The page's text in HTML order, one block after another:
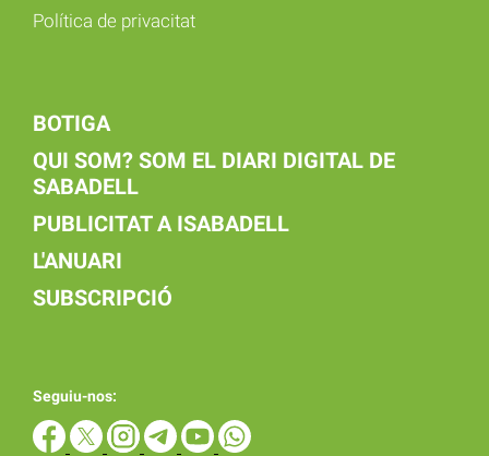
Política de privacitat
BOTIGA
QUI SOM? SOM EL DIARI DIGITAL DE
SABADELL
PUBLICITAT A ISABADELL
L'ANUARI
SUBSCRIPCIÓ
Seguiu-nos: